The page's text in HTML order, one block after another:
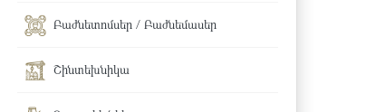
Բաժնետոմսեր / Բաժնեմասեր
Շինտեխնիկա